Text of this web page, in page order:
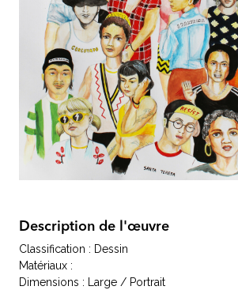
Description de l'œuvre
Classification : Dessin
Matériaux :
Dimensions : Large / Portrait